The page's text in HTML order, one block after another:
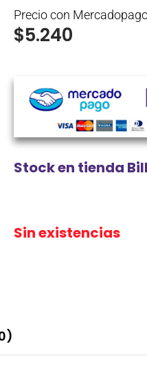
Precio con
$5.240
Stock en tienda
Sin existencias